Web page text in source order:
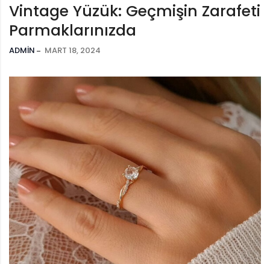
Vintage Yüzük: Geçmişin Zarafeti
Parmaklarınızda
ADMIN MART 18, 2024